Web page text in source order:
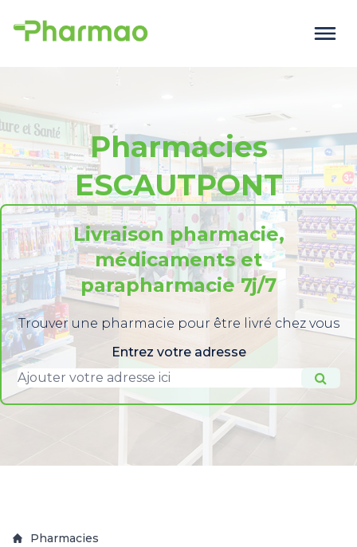
Pharmacies
ESCAUTPONT
Livraison pharmacie,
médicaments et
parapharmacie 7j/7
Trouver une pharmacie pour être livré chez vous
Entrez votre adresse
Pharmacies